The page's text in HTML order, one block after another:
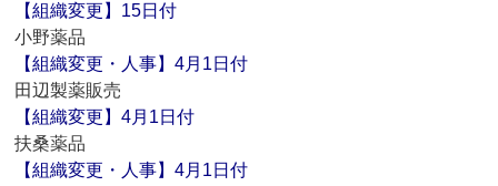
【組織変更】15日付
小野薬品
【組織変更・人事】4月1日付
田辺製薬販売
【組織変更】4月1日付
扶桑薬品
【組織変更・人事】4月1日付